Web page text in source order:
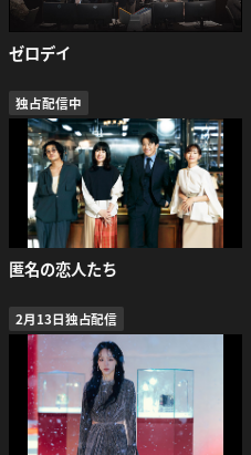
ゼロデイ
独占配信中
匿名の恋人たち
2月13日独占配信